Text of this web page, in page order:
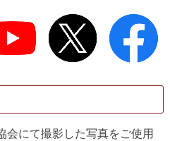
会にて撮影した写真をご使用